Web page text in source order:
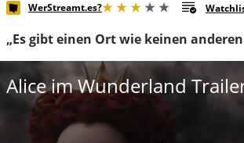
WerStreamt.es?
„Es gibt einen Ort wie keinen
Alice im Wunderland